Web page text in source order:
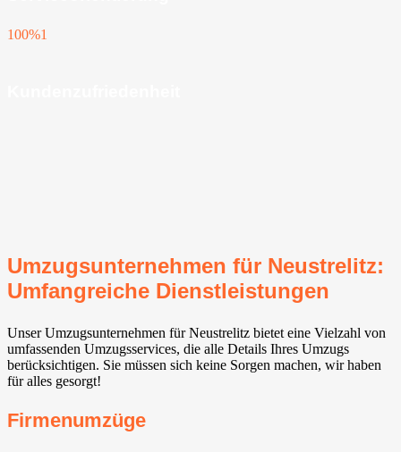
100%1
Umzugsunternehmen für Neustrelitz:
Umfangreiche Dienstleistungen
Unser Umzugsunternehmen für Neustrelitz bietet eine Vielzahl von
umfassenden Umzugsservices, die alle Details Ihres Umzugs
berücksichtigen. Sie müssen sich keine Sorgen machen, wir haben
für alles gesorgt!
Firmenumzüge